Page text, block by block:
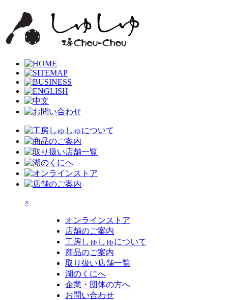
×
オンラインストア
店舗のご案内
工房しゅしゅについて
商品のご案内
取り扱い店舗一覧
湖のくにへ
企業・団体の方へ
お問い合わせ